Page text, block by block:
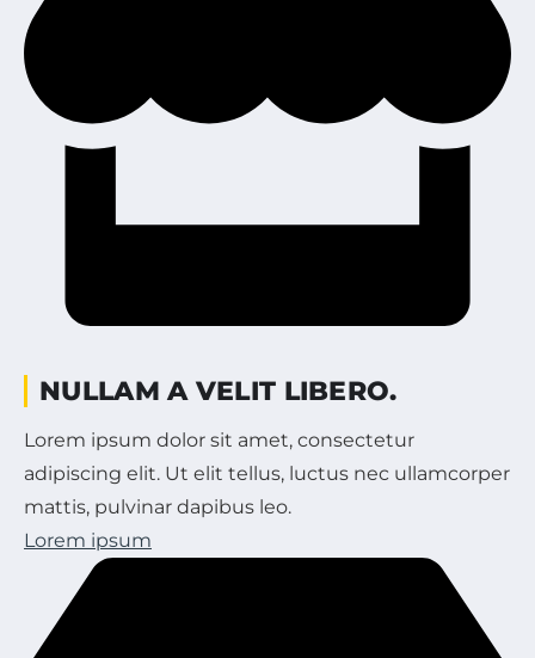
NULLAM A VELIT LIBERO.
Lorem ipsum dolor sit amet, consectetur
adipiscing elit. Ut elit tellus, luctus nec ullamcorper
mattis, pulvinar dapibus leo.
Lorem ipsum